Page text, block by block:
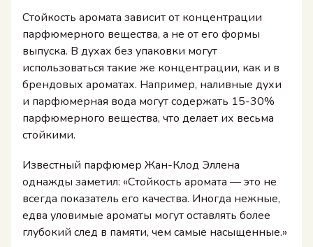
Стойкость аромата зависит от концентрации
парфюмерного вещества, а не от его формы
выпуска. В духах без упаковки могут
использоваться такие же концентрации, как и в
брендовых ароматах. Например, наливные духи
и парфюмерная вода могут содержать 15-30%
парфюмерного вещества, что делает их весьма
стойкими.
Известный парфюмер Жан-Клод Эллена
однажды заметил: «Стойкость аромата — это не
всегда показатель его качества. Иногда нежные,
едва уловимые ароматы могут оставлять более
глубокий след в памяти, чем самые насыщенные.»